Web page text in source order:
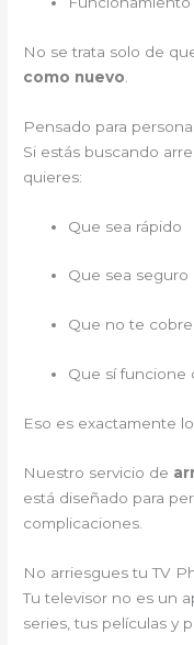
No se trata solo de
como nuevo
Pensado para
Si estás buscando
quieres:
Que sea rápido
Que sea seguro
Que no te
Que sí funcione
Eso es exactamente
Nuestro servicio de
está diseñado para
complicaciones.
No arriesgues tu TV
Tu televisor no es un
series, tus películas y